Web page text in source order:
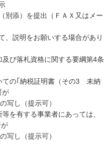
別添）を提出（ＦＡＸ又はメー
説明をお願いする場合があり
び落札資格に関する要綱第4条
の｢納税証明書（その3 未納
が
し（提示可）
を有する事業者にあっては、
し（提示可）